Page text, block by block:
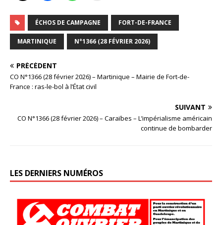
ÉCHOS DE CAMPAGNE FORT-DE-FRANCE
MARTINIQUE N°1366 (28 FÉVRIER 2026)
PRÉCÉDENT
CO N°1366 (28 février 2026) – Martinique – Mairie de Fort-de-
France : ras-le-bol à l’État civil
SUIVANT
CO N°1366 (28 février 2026) – Caraïbes – L’impérialisme américain
continue de bombarder
LES DERNIERS NUMÉROS